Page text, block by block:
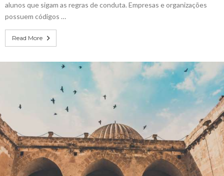
alunos que sigam as regras de conduta. Empresas e organizações
possuem códigos …
Read More